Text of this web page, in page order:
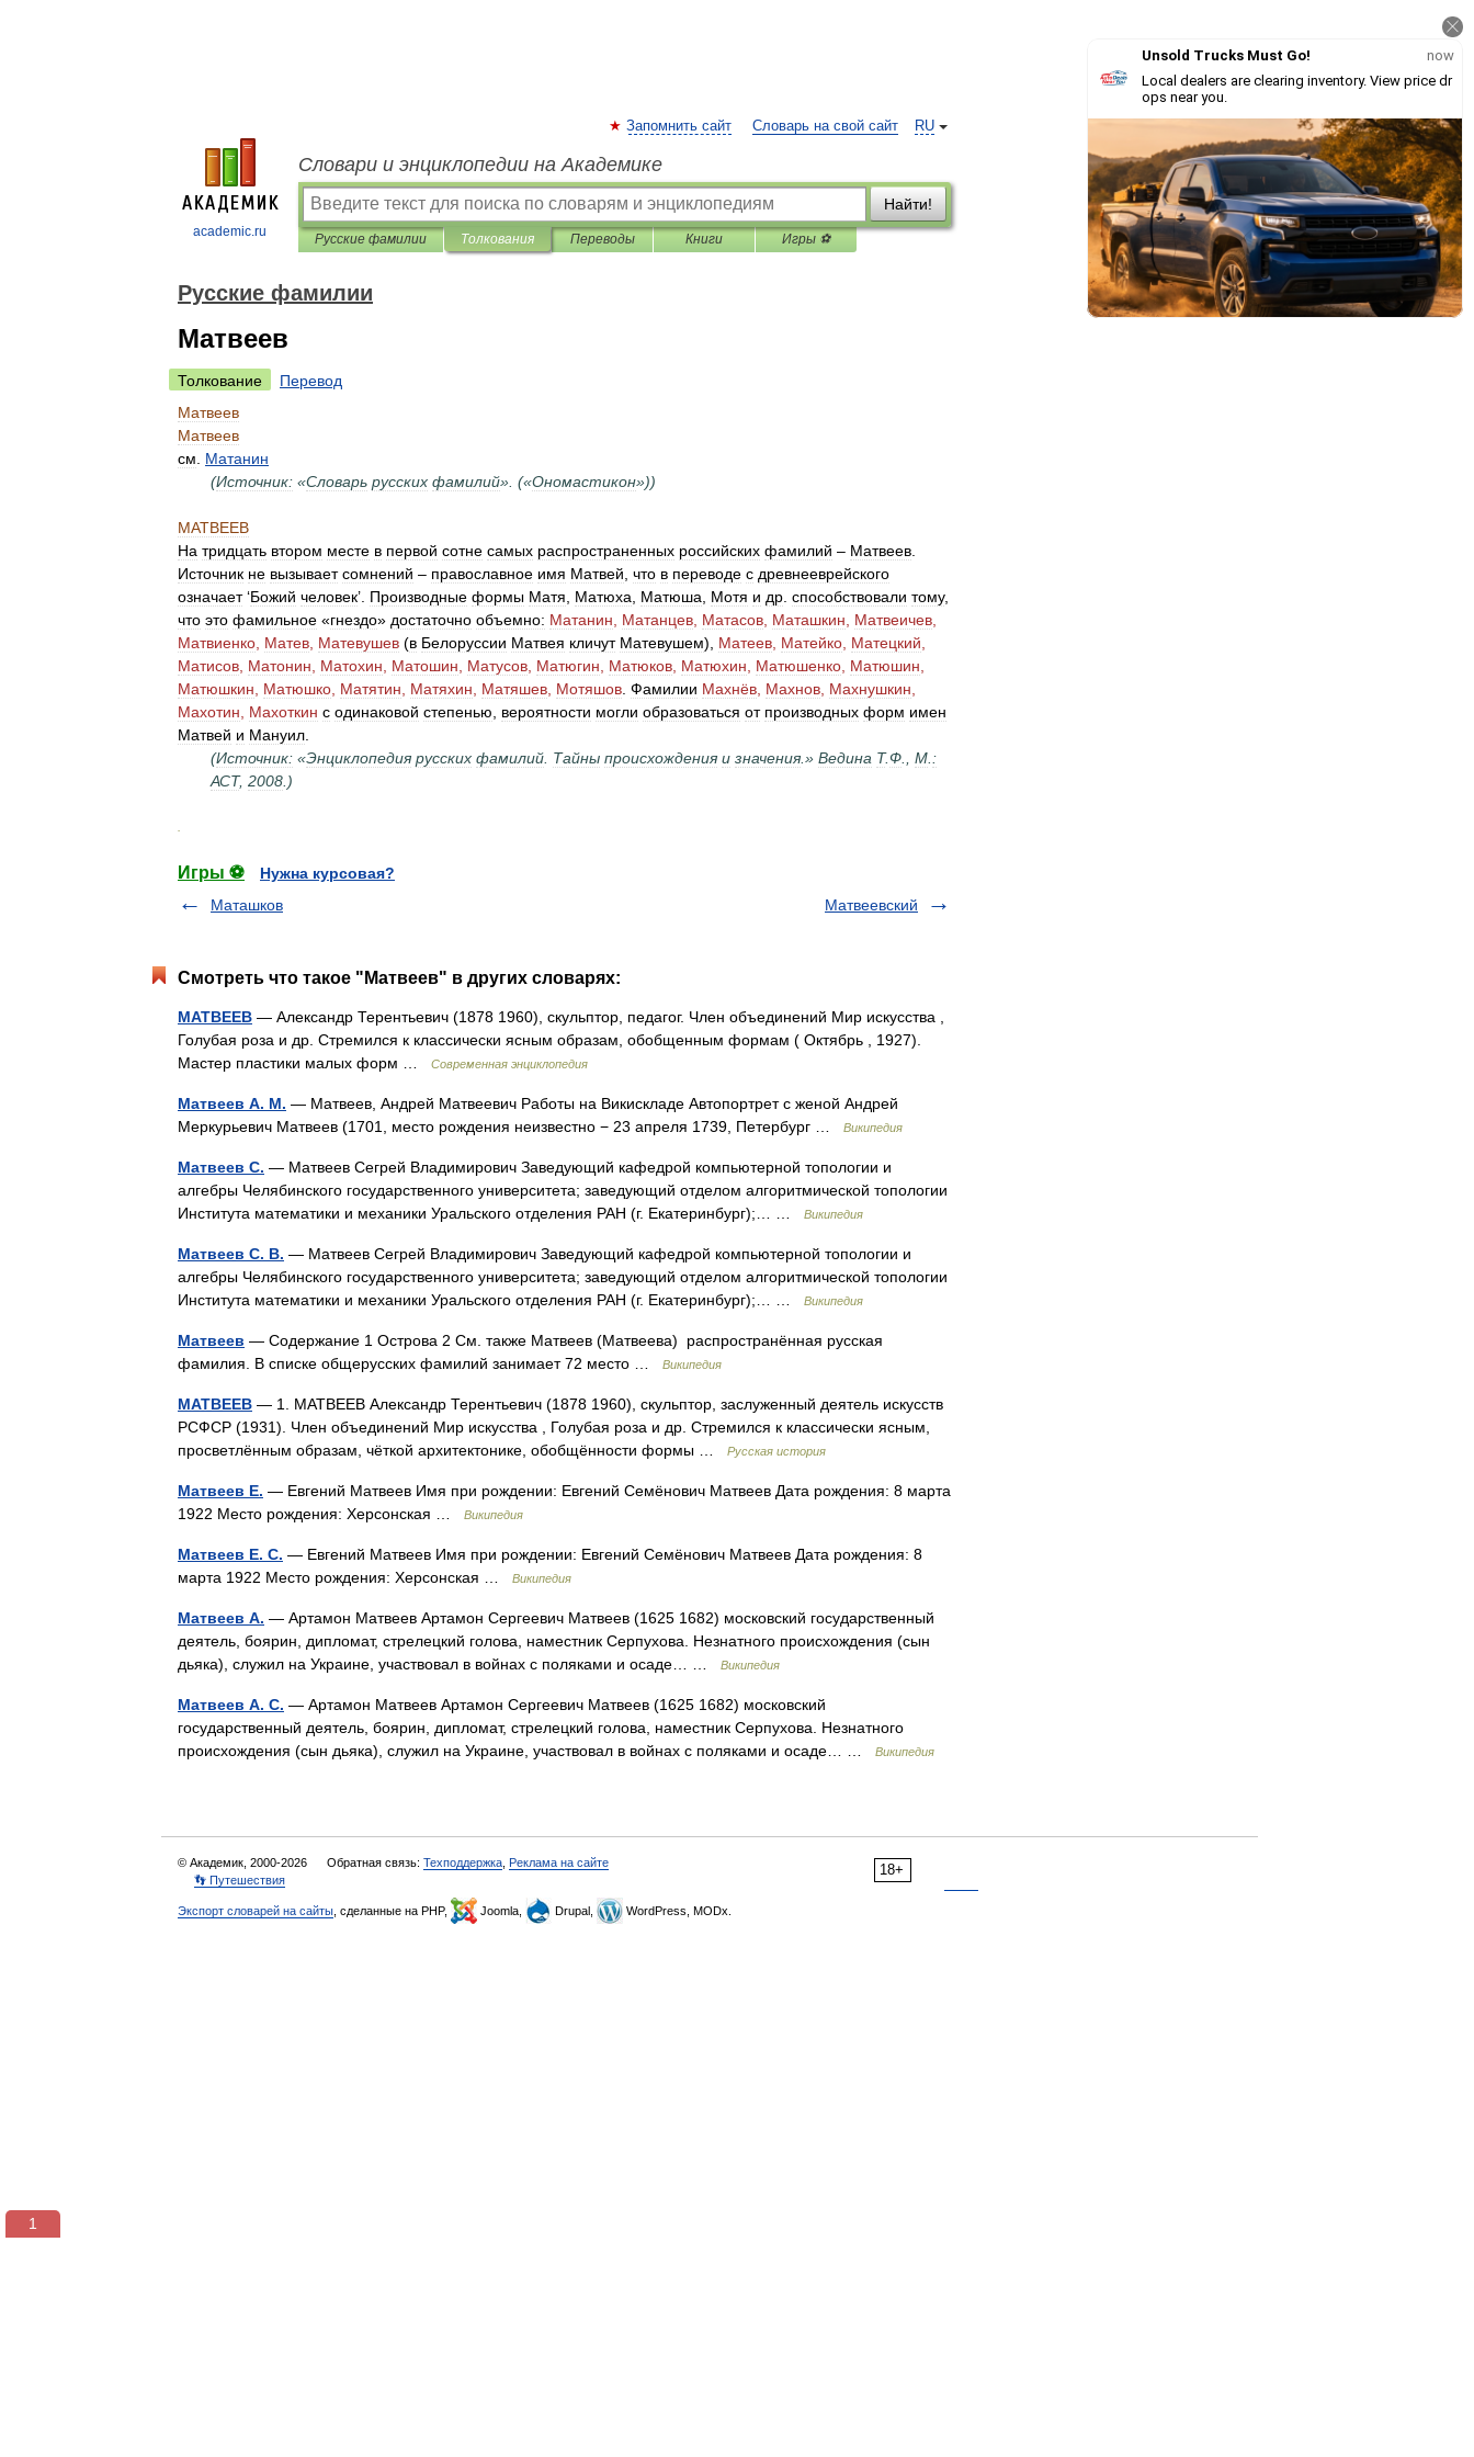
academic.ru
RU
Запомнить сайт Словарь на свой сайт
Словари и энциклопедии на Академике
Найти!
Русские фамилии Толкования Переводы Книги Игры ⚽
Русские фамилии
Матвеев
Толкование
Перевод
Матвеев
Матвеев
см
Матанин
(Источник: «Словарь русских фамилий». («Ономастикон»))
МАТВЕЕВ
На тридцать втором месте в первой сотне самых распространенных российских фамилий – Матвеев
Источник не вызывает сомнений – православное имя Матвей что в переводе с древнееврейского
означает‘Божий человек’. Производные формы Матя Матюха Матюша Мотя и др способствовали тому,
что это фамильное «гнездо» достаточно объемно: Матанин Матанцев Матасов Маташкин Матвеичев
Матвиенко Матев Матевушев (в Белоруссии Матвея кличут Матевушем), Матеев Матейко Матецкий
Матисов Матонин Матохин Матошин Матусов Матюгин Матюков Матюхин Матюшенко Матюшин
Матюшкин
Матюшко Матятин Матяхин Матяшев Мотяшов Фамилии Махнёв Махнов Махнушкин
Махотин
Махоткин с одинаковой степенью вероятности могли образоваться от производных форм имен
Матвей и Мануил
(Источник: «Энциклопедия русских фамилий Тайны происхождения и значения .» Ведина Т.Ф М :
АСТ, 2008 .)
Игры ⚽
Нужна курсовая?
Маташков
Матвеевский
Смотреть что такое "Матвеев" в других словарях:
МАТВЕЕВ — Александр Терентьевич (1878 1960), скульптор, педагог. Член объединений Мир искусства ,
Голубая роза и др. Стремился к классически ясным образам, обобщенным формам ( Октябрь , 1927).
Мастер пластики малых форм …
Современная энциклопедия
Матвеев А. М. — Матвеев, Андрей Матвеевич Работы на Викискладе Автопортрет с женой Андрей
Меркурьевич Матвеев (1701, место рождения неизвестно − 23 апреля 1739, Петербург …
Википедия
Матвеев С. — Матвеев Сегрей Владимирович Заведующий кафедрой компьютерной топологии и
алгебры Челябинского государственного университета; заведующий отделом алгоритмической топологии
Института математики и механики Уральского отделения РАН (г. Екатеринбург);… …
Википедия
Матвеев С. В. — Матвеев Сегрей Владимирович Заведующий кафедрой компьютерной топологии и
алгебры Челябинского государственного университета; заведующий отделом алгоритмической топологии
Института математики и механики Уральского отделения РАН (г. Екатеринбург);… …
Википедия
Матвеев — Содержание 1 Острова 2 См. также Матвеев (Матвеева) распространённая русская
фамилия. В списке общерусских фамилий занимает 72 место …
Википедия
МАТВЕЕВ — 1. МАТВЕЕВ Александр Терентьевич (1878 1960), скульптор, заслуженный деятель искусств
РСФСР (1931). Член объединений Мир искусства , Голубая роза и др. Стремился к классически ясным,
просветлённым образам, чёткой архитектонике, обобщённости формы …
Русская история
Матвеев Е. — Евгений Матвеев Имя при рождении: Евгений Семёнович Матвеев Дата рождения: 8 марта
1922 Место рождения: Херсонская …
Википедия
Матвеев Е. С. — Евгений Матвеев Имя при рождении: Евгений Семёнович Матвеев Дата рождения: 8
марта 1922 Место рождения: Херсонская …
Википедия
Матвеев А. — Артамон Матвеев Артамон Сергеевич Матвеев (1625 1682) московский государственный
деятель, боярин, дипломат, стрелецкий голова, наместник Серпухова. Незнатного происхождения (сын
дьяка), служил на Украине, участвовал в войнах с поляками и осаде… …
Википедия
Матвеев А. С. — Артамон Матвеев Артамон Сергеевич Матвеев (1625 1682) московский
государственный деятель, боярин, дипломат, стрелецкий голова, наместник Серпухова. Незнатного
происхождения (сын дьяка), служил на Украине, участвовал в войнах с поляками и осаде… …
Википедия
18+
© Академик, 2000-2026 Обратная связь: Техподдержка Реклама на сайте
👣 Путешествия
Экспорт словарей на сайты , сделанные на PHP, Joomla, Drupal, WordPress, MODx.